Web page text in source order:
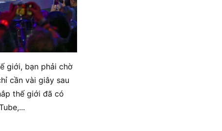
giới, bạn phải chờ
cần vài giây sau
thế giới đã có